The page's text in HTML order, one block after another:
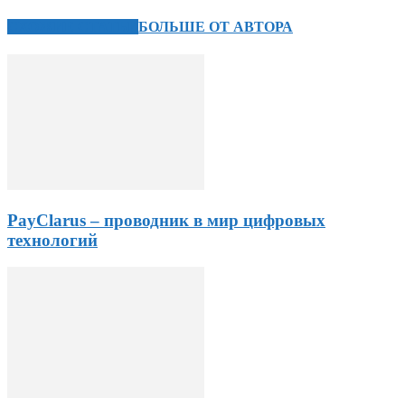
БОЛЬШЕ ОТ АВТОРА
PayClarus – проводник в мир цифровых
технологий